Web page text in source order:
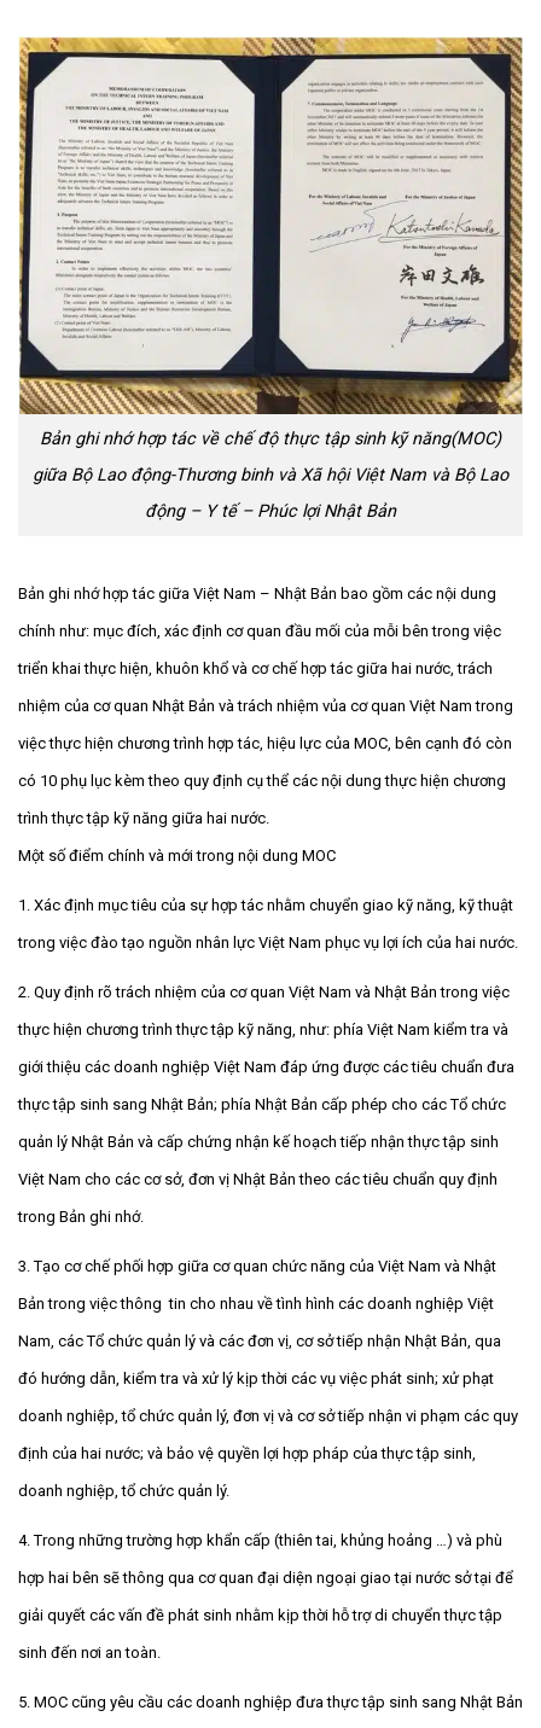
Bản ghi nhớ hợp tác về chế độ thực tập sinh kỹ năng(MOC)
giữa Bộ Lao động-Thương binh và Xã hội Việt Nam và Bộ Lao
động – Y tế – Phúc lợi Nhật Bản
Bản ghi nhớ hợp tác giữa Việt Nam – Nhật Bản bao gồm các nội dung
chính như: mục đích, xác định cơ quan đầu mối của mỗi bên trong việc
triển khai thực hiện, khuôn khổ và cơ chế hợp tác giữa hai nước, trách
nhiệm của cơ quan Nhật Bản và trách nhiệm vủa cơ quan Việt Nam trong
việc thực hiện chương trình hợp tác, hiệu lực của MOC, bên cạnh đó còn
có 10 phụ lục kèm theo quy định cụ thể các nội dung thực hiện chương
trình thực tập kỹ năng giữa hai nước.
Một số điểm chính và mới trong nội dung MOC
1. Xác định mục tiêu của sự hợp tác nhằm chuyển giao kỹ năng, kỹ thuật
trong việc đào tạo nguồn nhân lực Việt Nam phục vụ lợi ích của hai nước.
2. Quy định rõ trách nhiệm của cơ quan Việt Nam và Nhật Bản trong việc
thực hiện chương trình thực tập kỹ năng, như: phía Việt Nam kiểm tra và
giới thiệu các doanh nghiệp Việt Nam đáp ứng được các tiêu chuẩn đưa
thực tập sinh sang Nhật Bản; phía Nhật Bản cấp phép cho các Tổ chức
quản lý Nhật Bản và cấp chứng nhận kế hoạch tiếp nhận thực tập sinh
Việt Nam cho các cơ sở, đơn vị Nhật Bản theo các tiêu chuẩn quy định
trong Bản ghi nhớ.
3. Tạo cơ chế phối hợp giữa cơ quan chức năng của Việt Nam và Nhật
Bản trong việc thông tin cho nhau về tình hình các doanh nghiệp Việt
Nam, các Tổ chức quản lý và các đơn vị, cơ sở tiếp nhận Nhật Bản, qua
đó hướng dẫn, kiểm tra và xử lý kịp thời các vụ việc phát sinh; xử phạt
doanh nghiệp, tổ chức quản lý, đơn vị và cơ sở tiếp nhận vi phạm các quy
định của hai nước; và bảo vệ quyền lợi hợp pháp của thực tập sinh,
doanh nghiệp, tổ chức quản lý.
4. Trong những trường hợp khẩn cấp (thiên tai, khủng hoảng …) và phù
hợp hai bên sẽ thông qua cơ quan đại diện ngoại giao tại nước sở tại để
giải quyết các vấn đề phát sinh nhằm kịp thời hỗ trợ di chuyển thực tập
sinh đến nơi an toàn.
5. MOC cũng yêu cầu các doanh nghiệp đưa thực tập sinh sang Nhật Bản